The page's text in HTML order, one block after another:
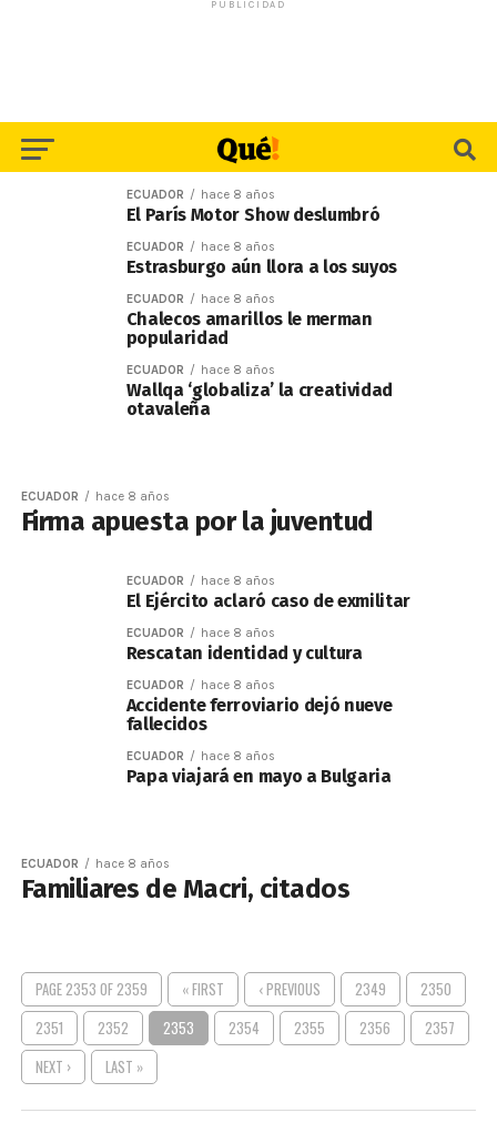
PUBLICIDAD
ECUADOR hace 8 años
El París Motor Show deslumbró
ECUADOR hace 8 años
Estrasburgo aún llora a los suyos
ECUADOR hace 8 años
Chalecos amarillos le merman
popularidad
ECUADOR hace 8 años
Wallqa ‘globaliza’ la creatividad
otavaleña
ECUADOR hace 8 años
Firma apuesta por la juventud
ECUADOR hace 8 años
El Ejército aclaró caso de exmilitar
ECUADOR hace 8 años
Rescatan identidad y cultura
ECUADOR hace 8 años
Accidente ferroviario dejó nueve
fallecidos
ECUADOR hace 8 años
Papa viajará en mayo a Bulgaria
ECUADOR hace 8 años
Familiares de Macri, citados
PAGE 2353 OF 2359 « FIRST ‹ PREVIOUS 2349
2350
2351
2352 2353 2354 2355 2356
2357
NEXT ›
LAST »